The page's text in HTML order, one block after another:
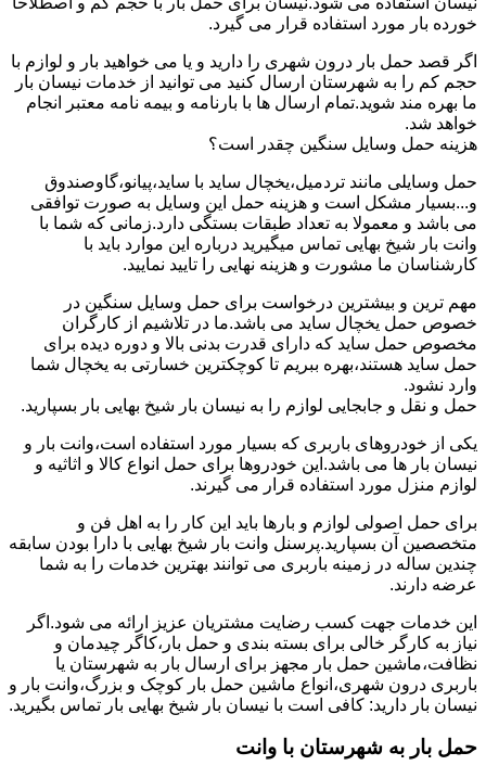
خورده بار مورد استفاده قرار می گیرد.
اگر قصد حمل بار درون شهری را دارید و یا می خواهید بار و لوازم با
حجم کم را به شهرستان ارسال کنید می توانید از خدمات نیسان بار
ما بهره مند شوید.تمام ارسال ها با بارنامه و بیمه نامه معتبر انجام
خواهد شد.
هزینه حمل وسایل سنگین چقدر است؟
حمل وسایلی مانند تردمیل،یخچال ساید با ساید،پیانو،گاوصندوق
و...بسیار مشکل است و هزینه حمل این وسایل به صورت توافقی
می باشد و معمولا به تعداد طبقات بستگی دارد.زمانی که شما با
وانت بار شیخ بهایی تماس میگیرید درباره این موارد باید با
کارشناسان ما مشورت و هزینه نهایی را تایید نمایید.
مهم ترین و بیشترین درخواست برای حمل وسایل سنگین در
خصوص حمل یخچال ساید می باشد.ما در تلاشیم از کارگران
مخصوص حمل ساید که دارای قدرت بدنی بالا و دوره دیده برای
حمل ساید هستند،بهره ببریم تا کوچکترین خسارتی به یخچال شما
وارد نشود.
حمل و نقل و جابجایی لوازم را به نیسان بار شیخ بهایی بار بسپارید.
یکی از خودروهای باربری که بسیار مورد استفاده است،وانت بار و
نیسان بار ها می باشد.این خودروها برای حمل انواع کالا و اثاثیه و
لوازم منزل مورد استفاده قرار می گیرند.
برای حمل اصولی لوازم و بارها باید این کار را به اهل فن و
متخصصین آن بسپارید.پرسنل وانت بار شیخ بهایی با دارا بودن سابقه
چندین ساله در زمینه باربری می توانند بهترین خدمات را به شما
عرضه دارند.
این خدمات جهت کسب رضایت مشتریان عزیز ارائه می شود.اگر
نیاز به کارگر خالی برای بسته بندی و حمل بار،کاگر چیدمان و
نظافت،ماشین حمل بار مجهز برای ارسال بار به شهرستان یا
باربری درون شهری،انواع ماشین حمل بار کوچک و بزرگ،وانت بار و
نیسان بار دارید: کافی است با نیسان بار شیخ بهایی بار تماس بگیرید.
حمل بار به شهرستان با وانت